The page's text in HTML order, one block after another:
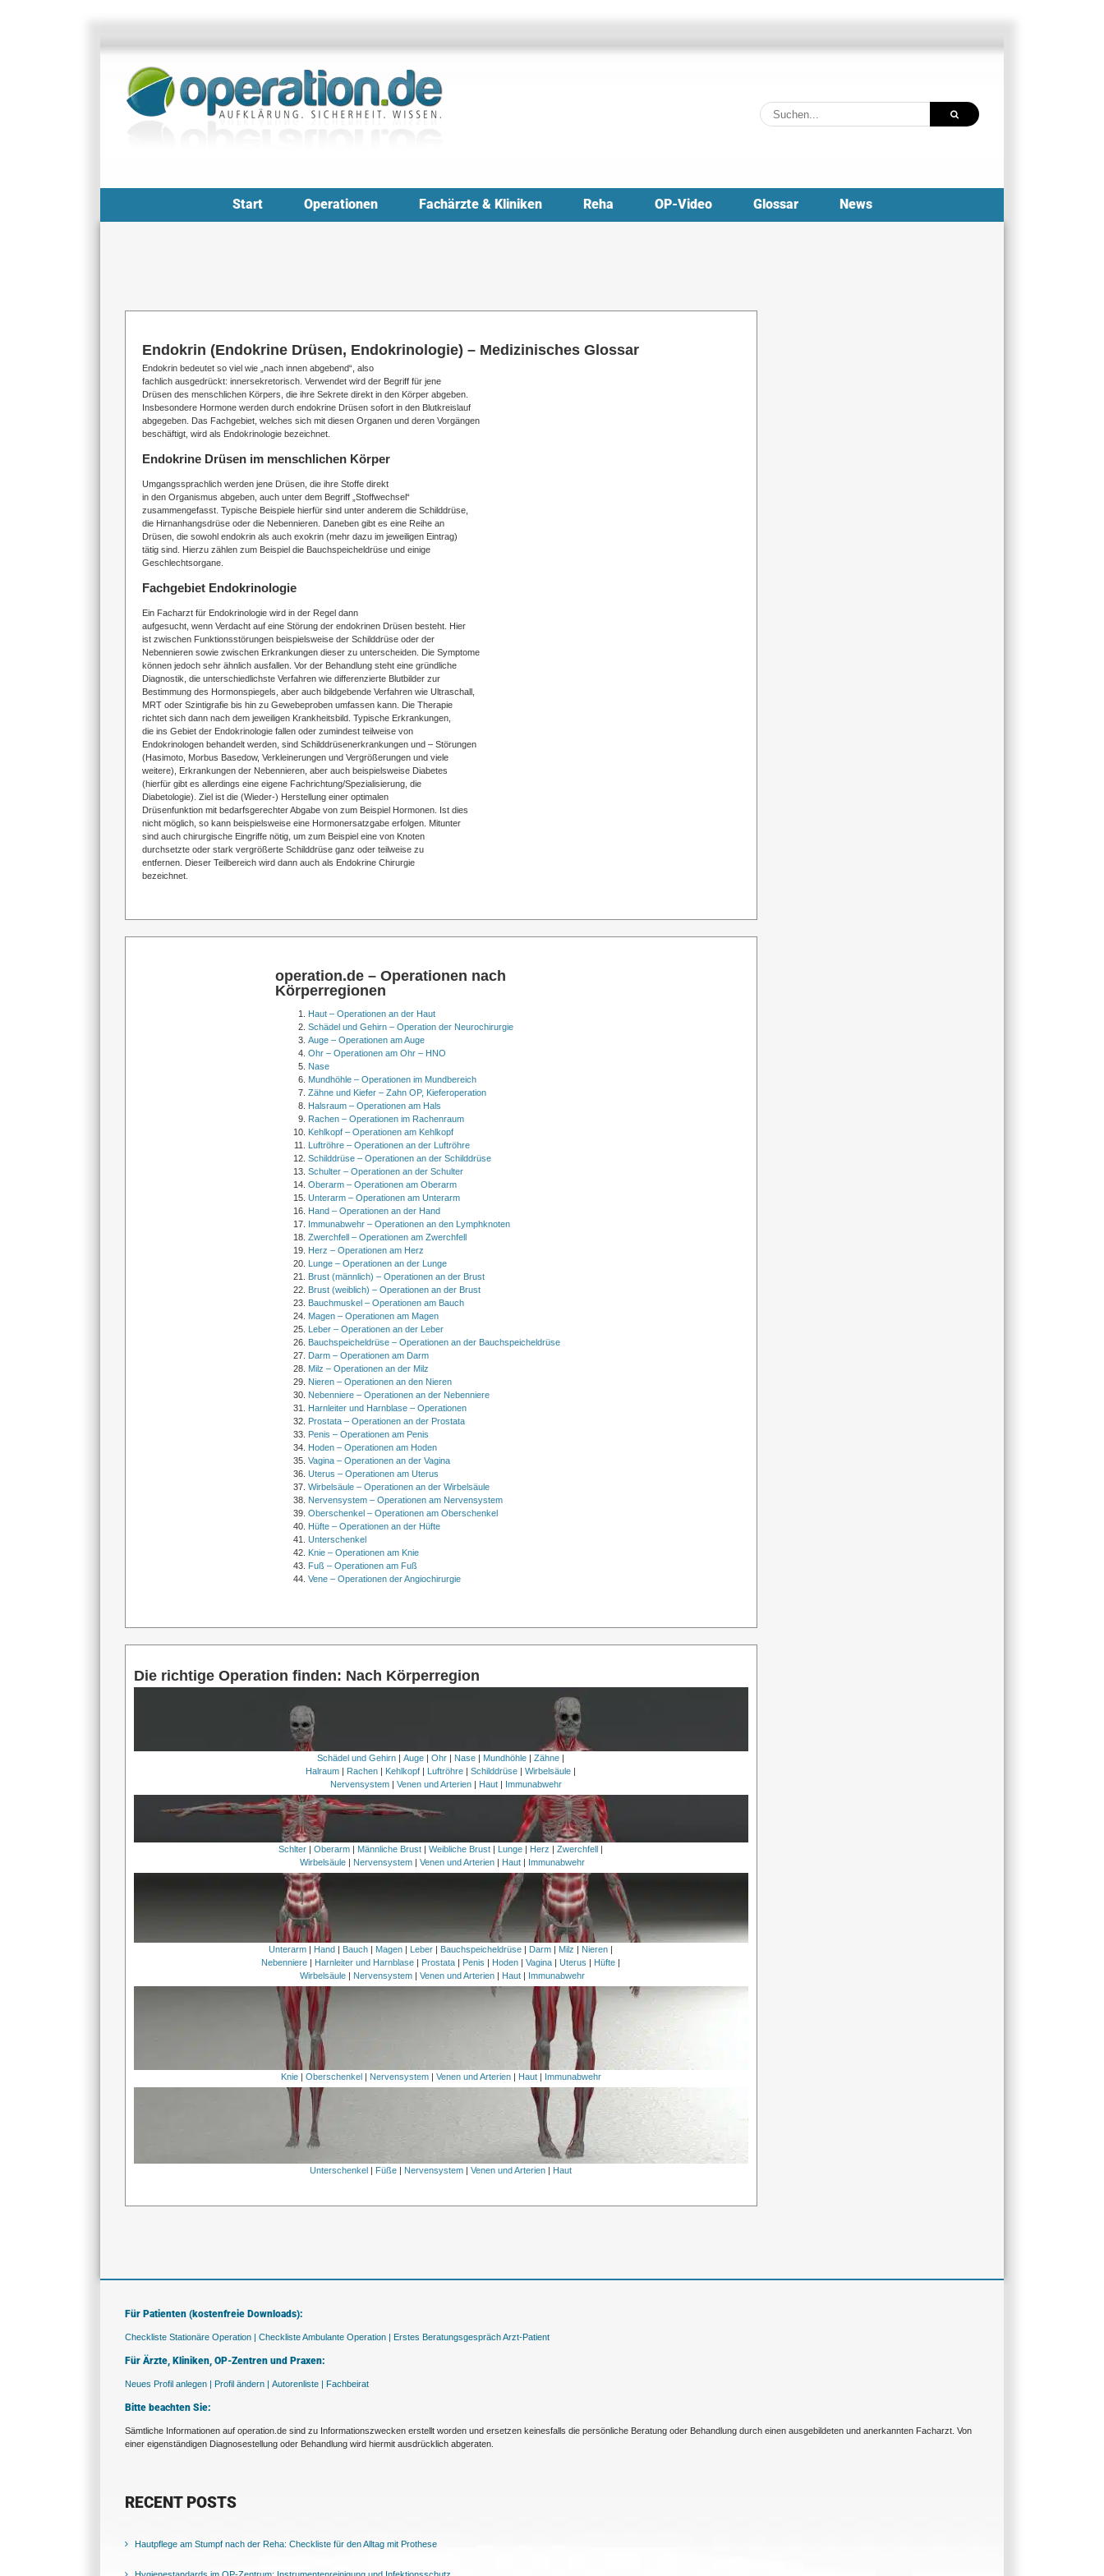
Suche
nach:
Start Operationen Fachärzte & Kliniken Reha OP-Video Glossar News
Endokrin (Endokrine Drüsen, Endokrinologie) – Medizinisches Glossar
Endokrin bedeutet so viel wie „nach innen abgebend“, also
fachlich ausgedrückt: innersekretorisch. Verwendet wird der Begriff für jene
Drüsen des menschlichen Körpers, die ihre Sekrete direkt in den Körper abgeben.
Insbesondere Hormone werden durch endokrine Drüsen sofort in den Blutkreislauf
abgegeben. Das Fachgebiet, welches sich mit diesen Organen und deren Vorgängen
beschäftigt, wird als Endokrinologie bezeichnet.
Endokrine Drüsen im menschlichen Körper
Umgangssprachlich werden jene Drüsen, die ihre Stoffe direkt
in den Organismus abgeben, auch unter dem Begriff „Stoffwechsel“
zusammengefasst. Typische Beispiele hierfür sind unter anderem die Schilddrüse,
die Hirnanhangsdrüse oder die Nebennieren. Daneben gibt es eine Reihe an
Drüsen, die sowohl endokrin als auch exokrin (mehr dazu im jeweiligen Eintrag)
tätig sind. Hierzu zählen zum Beispiel die Bauchspeicheldrüse und einige
Geschlechtsorgane.
Fachgebiet Endokrinologie
Ein Facharzt für Endokrinologie wird in der Regel dann
aufgesucht, wenn Verdacht auf eine Störung der endokrinen Drüsen besteht. Hier
ist zwischen Funktionsstörungen beispielsweise der Schilddrüse oder der
Nebennieren sowie zwischen Erkrankungen dieser zu unterscheiden. Die Symptome
können jedoch sehr ähnlich ausfallen. Vor der Behandlung steht eine gründliche
Diagnostik, die unterschiedlichste Verfahren wie differenzierte Blutbilder zur
Bestimmung des Hormonspiegels, aber auch bildgebende Verfahren wie Ultraschall,
MRT oder Szintigrafie bis hin zu Gewebeproben umfassen kann. Die Therapie
richtet sich dann nach dem jeweiligen Krankheitsbild. Typische Erkrankungen,
die ins Gebiet der Endokrinologie fallen oder zumindest teilweise von
Endokrinologen behandelt werden, sind Schilddrüsenerkrankungen und – Störungen
(Hasimoto, Morbus Basedow, Verkleinerungen und Vergrößerungen und viele
weitere), Erkrankungen der Nebennieren, aber auch beispielsweise Diabetes
(hierfür gibt es allerdings eine eigene Fachrichtung/Spezialisierung, die
Diabetologie). Ziel ist die (Wieder-) Herstellung einer optimalen
Drüsenfunktion mit bedarfsgerechter Abgabe von zum Beispiel Hormonen. Ist dies
nicht möglich, so kann beispielsweise eine Hormonersatzgabe erfolgen. Mitunter
sind auch chirurgische Eingriffe nötig, um zum Beispiel eine von Knoten
durchsetzte oder stark vergrößerte Schilddrüse ganz oder teilweise zu
entfernen. Dieser Teilbereich wird dann auch als Endokrine Chirurgie
bezeichnet.
operation.de – Operationen nach
Körperregionen
Haut – Operationen an der Haut
Schädel und Gehirn – Operation der Neurochirurgie
Auge – Operationen am Auge
Ohr – Operationen am Ohr – HNO
Nase
Mundhöhle – Operationen im Mundbereich
Zähne und Kiefer – Zahn OP, Kieferoperation
Halsraum – Operationen am Hals
Rachen – Operationen im Rachenraum
Kehlkopf – Operationen am Kehlkopf
Luftröhre – Operationen an der Luftröhre
Schilddrüse – Operationen an der Schilddrüse
Schulter – Operationen an der Schulter
Oberarm – Operationen am Oberarm
Unterarm – Operationen am Unterarm
Hand – Operationen an der Hand
Immunabwehr – Operationen an den Lymphknoten
Zwerchfell – Operationen am Zwerchfell
Herz – Operationen am Herz
Lunge – Operationen an der Lunge
Brust (männlich) – Operationen an der Brust
Brust (weiblich) – Operationen an der Brust
Bauchmuskel – Operationen am Bauch
Magen – Operationen am Magen
Leber – Operationen an der Leber
Bauchspeicheldrüse – Operationen an der Bauchspeicheldrüse
Darm – Operationen am Darm
Milz – Operationen an der Milz
Nieren – Operationen an den Nieren
Nebenniere – Operationen an der Nebenniere
Harnleiter und Harnblase – Operationen
Prostata – Operationen an der Prostata
Penis – Operationen am Penis
Hoden – Operationen am Hoden
Vagina – Operationen an der Vagina
Uterus – Operationen am Uterus
Wirbelsäule – Operationen an der Wirbelsäule
Nervensystem – Operationen am Nervensystem
Oberschenkel – Operationen am Oberschenkel
Hüfte – Operationen an der Hüfte
Unterschenkel
Knie – Operationen am Knie
Fuß – Operationen am Fuß
Vene – Operationen der Angiochirurgie
Die richtige Operation finden: Nach Körperregion
Schädel und Gehirn |Auge |Ohr | Nase | Mundhöhle |Zähne |
Halraum | Rachen | Kehlkopf | Luftröhre |Schilddrüse |Wirbelsäule |
Nervensystem| Venen und Arterien| Haut| Immunabwehr
Schlter |Oberarm Männliche Brust |Weibliche Brust Lunge Herz |Zwerchfell
Wirbelsäule| Nervensystem| Venen und Arterien| Haut| Immunabwehr
Unterarm | Hand | Bauch | Magen | Leber | Bauchspeicheldrüse | Darm | Milz | Nieren |
Nebenniere | Harnleiter und Harnblase | Prostata | Penis | Hoden |Vagina |Uterus | Hüfte |
Wirbelsäule| Nervensystem| Venen und Arterien| Haut| Immunabwehr
Knie| Oberschenkel Nervensystem| Venen und Arterien| Haut| Immunabwehr
Unterschenkel | Füße | Nervensystem |Venen und Arterien | Haut
Für Patienten (kostenfreie Downloads):
Checkliste Stationäre Operation | Checkliste Ambulante Operation | Erstes Beratungsgespräch Arzt-Patient
Für Ärzte, Kliniken, OP-Zentren und Praxen:
Neues Profil anlegen | Profil ändern | Autorenliste | Fachbeirat
Bitte beachten Sie:
Sämtliche Informationen auf operation.de sind zu Informationszwecken erstellt worden und ersetzen keinesfalls die persönliche Beratung oder Behandlung durch einen ausgebildeten und anerkannten Facharzt. Von
einer eigenständigen Diagnosestellung oder Behandlung wird hiermit ausdrücklich abgeraten.
RECENT POSTS
Hautpflege am Stumpf nach der Reha: Checkliste für den Alltag mit Prothese